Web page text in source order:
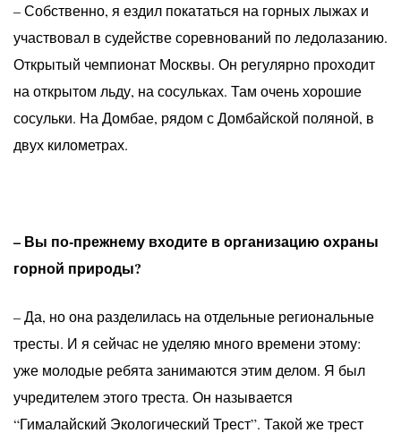
– Собственно, я ездил покататься на горных лыжах и
участвовал в судействе соревнований по ледолазанию.
Открытый чемпионат Москвы. Он регулярно проходит
на открытом льду, на сосульках. Там очень хорошие
сосульки. На Домбае, рядом с Домбайской поляной, в
двух километрах.
– Вы по-прежнему входите в организацию охраны
горной природы?
– Да, но она разделилась на отдельные региональные
тресты. И я сейчас не уделяю много времени этому:
уже молодые ребята занимаются этим делом. Я был
учредителем этого треста. Он называется
“Гималайский Экологический Трест”. Такой же трест